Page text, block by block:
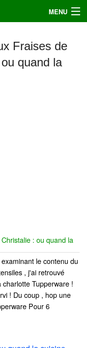
MENU
Fraises de
quand la
: ou quand la
le contenu du
, j'ai retrouvé
charlotte Tupperware !
! Du coup , hop une
Pour 6